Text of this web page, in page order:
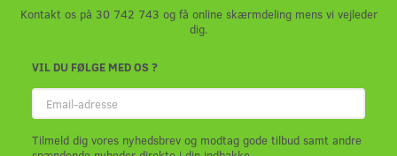
Kontakt os på 30 742 743 og få online skærmdeling mens vi vejleder
dig.
VIL DU FØLGE MED OS ?
Email-
adresse
Tilmeld dig vores nyhedsbrev og modtag gode tilbud samt andre